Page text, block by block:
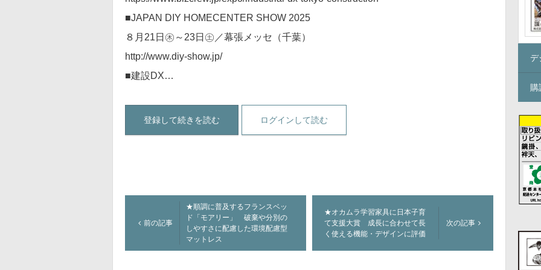
■JAPAN DIY HOMECENTER SHOW 2025
８月21日㊍～23日㊏／幕張メッセ（千葉）
http://www.diy-show.jp/
■建設DX…
登録して続きを読む ログインして読む
前の記事
★順調に普及するフランスベッ
ド「モアリー」 破棄や分別の
しやすさに配慮した環境配慮型
マットレス
★オカムラ学習家具に日本子育
て支援大賞 成長に合わせて長
く使える機能・デザインに評価
次の記事
デ
購